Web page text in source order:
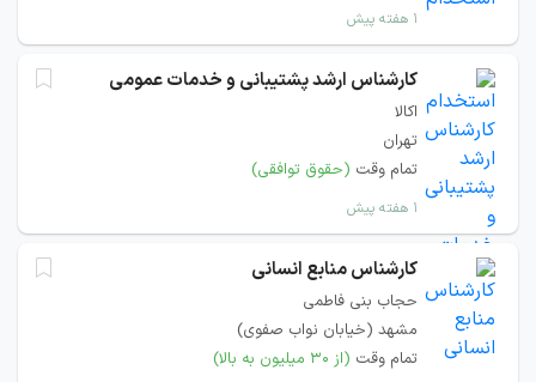
۱ هفته پیش
کارشناس ارشد پشتیبانی و خدمات عمومی
اکالا
تهران
تمام وقت (حقوق توافقی)
۱ هفته پیش
کارشناس منابع انسانی
حجاب بنی فاطمی
مشهد (خیابان نواب صفوی)
تمام وقت (از ۳۰ میلیون به بالا)